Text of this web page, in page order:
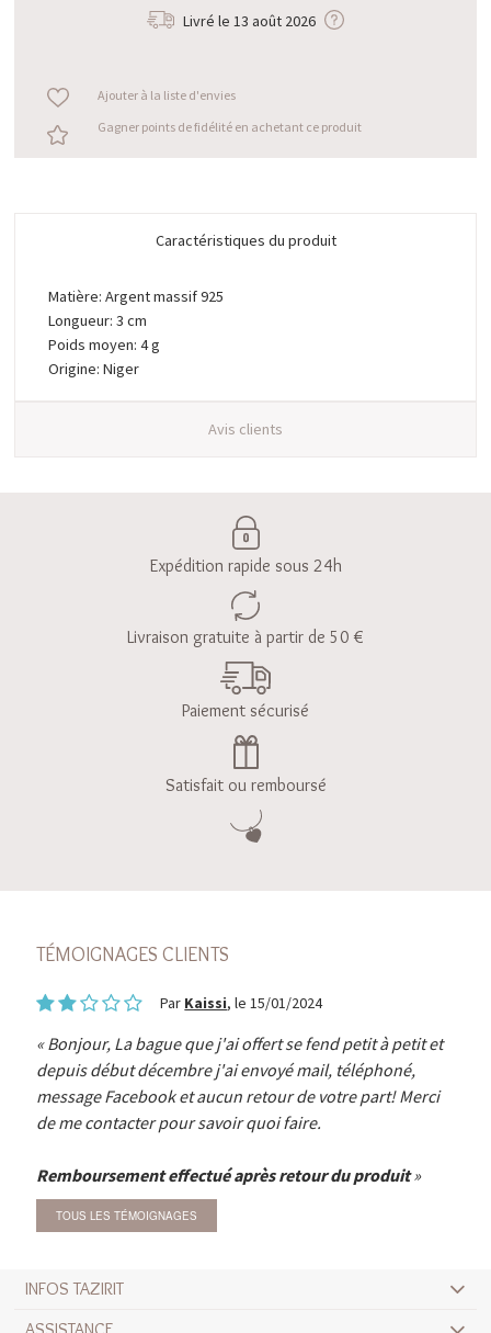
Livré le 13 août 2026
Ajouter à la liste d'envies
Gagner points de fidélité en achetant ce produit
Caractéristiques du produit
Matière: Argent massif 925
Longueur: 3 cm
Poids moyen: 4 g
Origine: Niger
Avis clients
Expédition rapide sous 24h
Livraison gratuite à partir de 50 €
Paiement sécurisé
Satisfait ou remboursé
TÉMOIGNAGES CLIENTS
Par Kaissi, le 15/01/2024
Bonjour, La bague que j'ai offert se fend petit à petit et
depuis début décembre j'ai envoyé mail, téléphoné,
message Facebook et aucun retour de votre part! Merci
de me contacter pour savoir quoi faire.
Remboursement effectué après retour du produit
TOUS LES TÉMOIGNAGES
INFOS TAZIRIT